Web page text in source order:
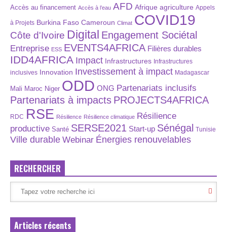
Accès au financement Accès à l’eau AFD Afrique agriculture Appels
à Projets Burkina Faso Cameroun Climat COVID19
Côte d'Ivoire Digital Engagement Sociétal
Entreprise ESS EVENTS4AFRICA Filières durables
IDD4AFRICA Impact Infrastructures Infrastructures
inclusives Innovation Investissement à impact Madagascar
Mali Maroc Niger ODD ONG Partenariats inclusifs
Partenariats à impacts PROJECTS4AFRICA
RDC RSE Résilience Résilience climatique Résilience
productive Santé SERSE2021 Start-up Sénégal Tunisie
Ville durable Webinar Énergies renouvelables
RECHERCHER
Articles récents